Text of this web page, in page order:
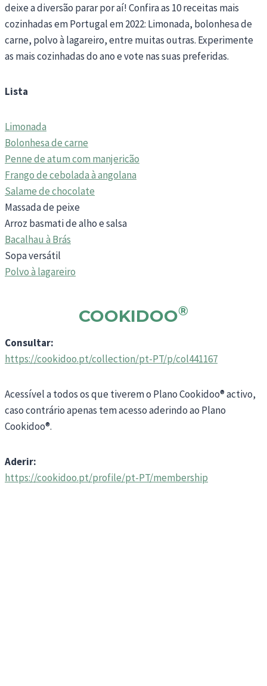
deixe a diversão parar por aí! Confira as 10 receitas mais
cozinhadas em Portugal em 2022: Limonada, bolonhesa de
carne, polvo à lagareiro, entre muitas outras. Experimente
as mais cozinhadas do ano e vote nas suas preferidas.
Lista
Limonada
Bolonhesa de carne
Penne de atum com manjericão
Frango de cebolada à angolana
Salame de chocolate
Massada de peixe
Arroz basmati de alho e salsa
Bacalhau à Brás
Sopa versátil
Polvo à lagareiro
COOKIDOO®
Consultar:
https://cookidoo.pt/collection/pt-PT/p/col441167
Acessível a todos os que tiverem o Plano Cookidoo® activo,
caso contrário apenas tem acesso aderindo ao Plano
Cookidoo®.
Aderir:
https://cookidoo.pt/profile/pt-PT/membership